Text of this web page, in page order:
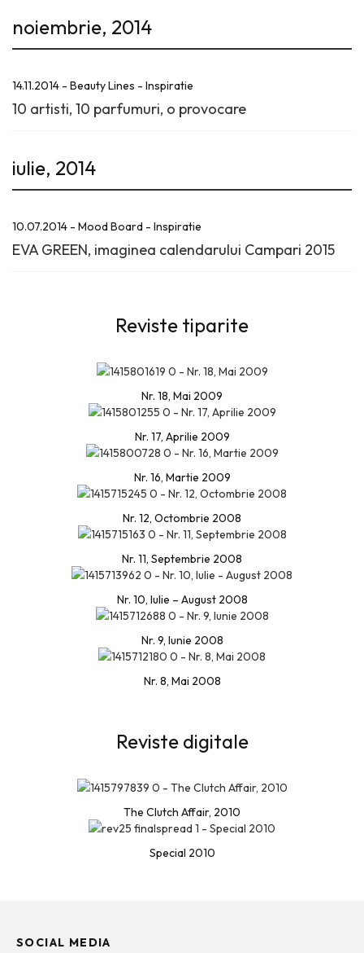
noiembrie, 2014
14.11.2014 - Beauty Lines - Inspiratie
10 artisti, 10 parfumuri, o provocare
iulie, 2014
10.07.2014 - Mood Board - Inspiratie
EVA GREEN, imaginea calendarului Campari 2015
Reviste tiparite
Nr. 18, Mai 2009
Nr. 17, Aprilie 2009
Nr. 16, Martie 2009
Nr. 12, Octombrie 2008
Nr. 11, Septembrie 2008
Nr. 10, Iulie – August 2008
Nr. 9, Iunie 2008
Nr. 8, Mai 2008
Reviste digitale
The Clutch Affair, 2010
Special 2010
SOCIAL MEDIA